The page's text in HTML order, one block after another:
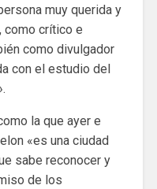
muy querida y
como crítico e
como divulgador
con el estudio del
la que ayer e
«es una ciudad
sabe reconocer y
de los